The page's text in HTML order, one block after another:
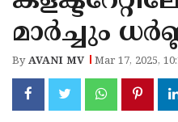
മാർച്ചും
ByAVANI MV Mar 17, 2025,